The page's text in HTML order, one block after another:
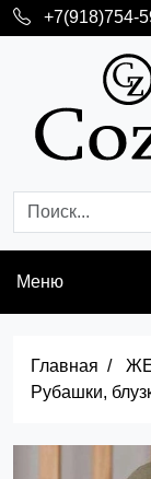
+7(918)754-
Меню
Главная
Рубашки,